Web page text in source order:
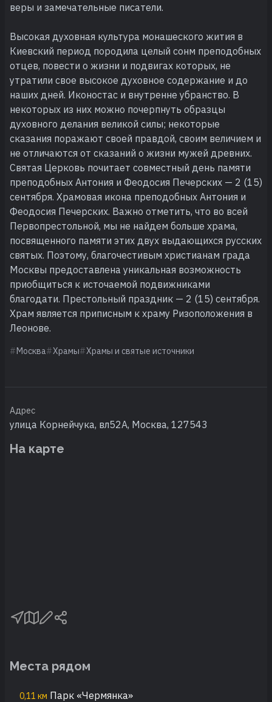
веры и замечательные писатели.
Высокая духовная культура монашеского жития в
Киевский период породила целый сонм преподобных
отцев, повести о жизни и подвигах которых, не
утратили свое высокое духовное содержание и до
наших дней. Иконостас и внутренне убранство. В
некоторых из них можно почерпнуть образцы
духовного делания великой силы; некоторые
сказания поражают своей правдой, своим величием и
не отличаются от сказаний о жизни мужей древних.
Святая Церковь почитает совместный день памяти
преподобных Антония и Феодосия Печерских — 2 (15)
сентября. Храмовая икона преподобных Антония и
Феодосия Печерских. Важно отметить, что во всей
Первопрестольной, мы не найдем больше храма,
посвященного памяти этих двух выдающихся русских
святых. Поэтому, благочестивым христианам града
Москвы предоставлена уникальная возможность
приобщиться к источаемой подвижниками
благодати. Престольный праздник — 2 (15) сентября.
Храм является приписным к храму Ризоположения в
Леонове.
Москва Храмы Храмы и святые источники
Адрес
улица Корнейчука, вл52А, Москва, 127543
На карте
Места рядом
0,11 км Парк «Чермянка»